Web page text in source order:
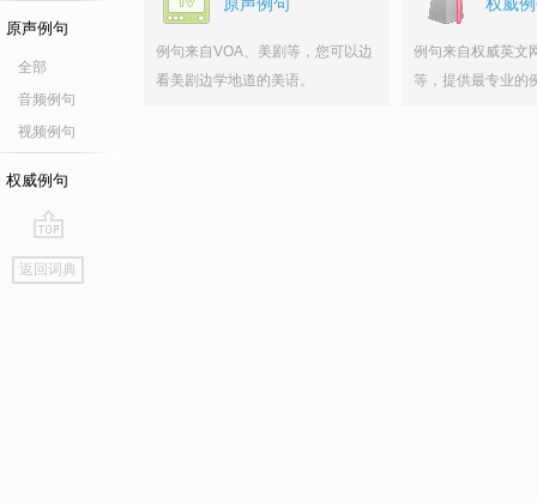
原声例句
全部
音频例句
视频例句
权威例句
go
top
返回词典
原声例句
例句来自VOA、美剧等，您可以边
看美剧边学地道的美语。
权威
例句来自权威英文
等，提供最专业的